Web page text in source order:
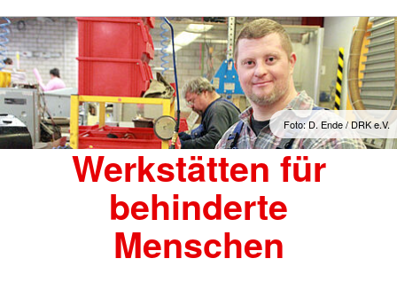
Foto: D. Ende / DRK e.V.
Werkstätten für
behinderte
Menschen